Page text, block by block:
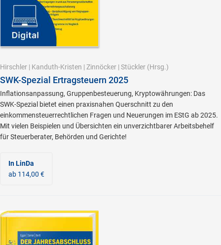
Hirschler | Kanduth-Kristen | Zinnöcker | Stückler (Hrsg.)
SWK-Spezial Ertragsteuern 2025
Inflationsanpassung, Gruppenbesteuerung, Kryptowährungen: Das
SWK-Spezial bietet einen praxisnahen Querschnitt zu den
einkommensteuerrechtlichen Fragen und Neuerungen im EStG ab 2025.
Mit vielen Beispielen und Übersichten ein unverzichtbarer Arbeitsbehelf
für Steuerberater, Behörden und Gerichte!
In LinDa
ab 114,00 €